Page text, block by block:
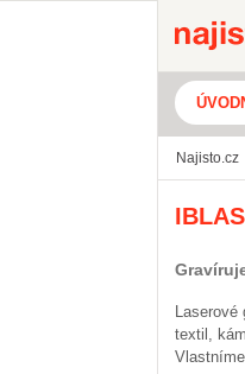
Najisto.cz
textil,